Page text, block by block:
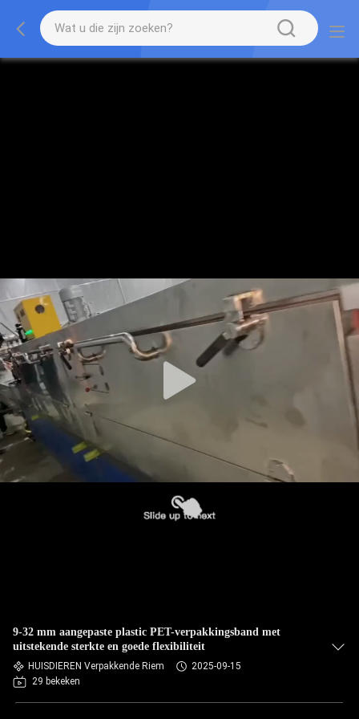
9-32 mm aangepaste plastic PET-verpakkingsband met
uitstekende sterkte en goede flexibiliteit
HUISDIEREN Verpakkende Riem
2025-09-15
29 bekeken